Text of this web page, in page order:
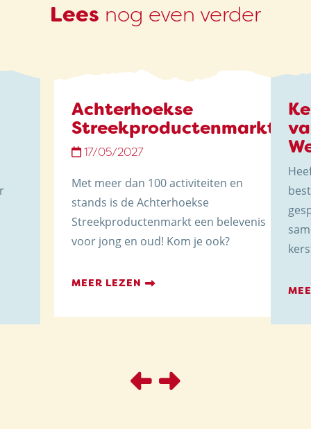
Kaasboerderij Weenink
Eimersweg 3
7137 HG Lievelde
0544 37 14 46
Lees nog even verder
Achterhoekse
Streekproductenmarkt
17/05/2027
Met meer dan 100 activiteiten en
stands is de Achterhoekse
Streekproductenmarkt een belevenis
voor jong en oud! Kom je ook?
MEER LEZEN